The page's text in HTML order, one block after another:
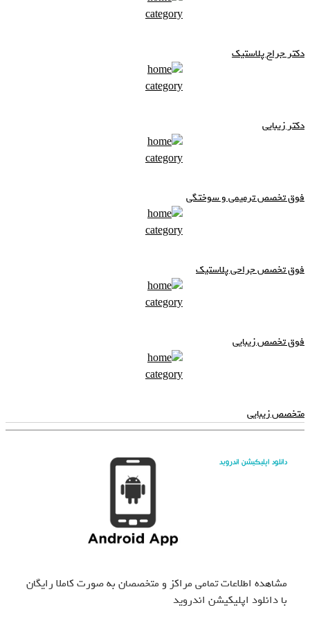
دکتر جراح پلاستیک
دکتر زیبایی
فوق تخصص ترمیمی و سوختگی
فوق تخصص جراحی پلاستیک
فوق تخصص زیبایی
متخصص زیبایی
دانلود اپلیکیشن اندروید
مشاهده اطلاعات تمامی مراکز و متخصصان به صورت کاملا رایگان
با دانلود اپلیکیشن اندروید